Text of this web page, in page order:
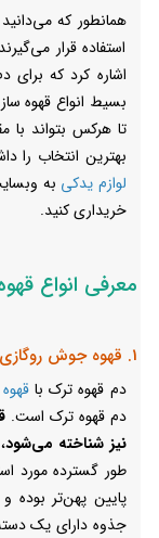
همانطور که
استفاده قرار
اشاره کرد که برای
بسیط انواع قهوه
تا هرکس بتواند با
بهترین انتخاب را
لوازم یدکی به
خریداری کنید.
معرفی انواع
1. قهوه جوش روگازی
دم قهوه ترک با
دم قهوه ترک است.
نیز شناخته می‌شود
طور گسترده مورد
پایین پهن‌تر
جذوه دارای یک